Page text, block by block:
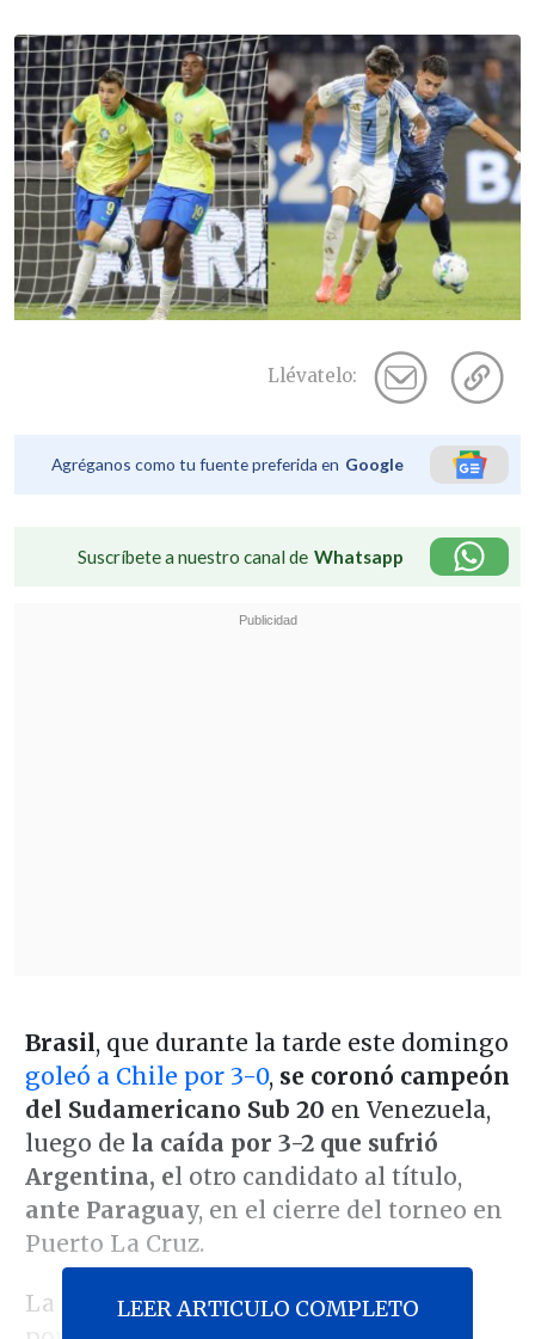
Llévatelo:
Agréganos como tu fuente preferida en Google
Suscríbete a nuestro canal de Whatsapp
Brasil, que durante la tarde este domingo
goleó a Chile por 3-0, se coronó campeón
del Sudamericano Sub 20 en Venezuela,
luego de la caída por 3-2 que sufrió
Argentina, el otro candidato al título,
ante Paraguay, en el cierre del torneo en
Puerto La Cruz.
La albiceleste estaba obligada a ganar
LEER ARTICULO COMPLETO